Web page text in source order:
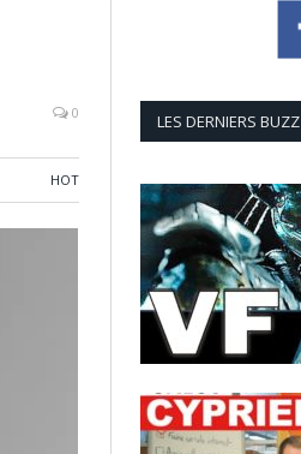
0
HOT
LES DERNIERS BUZZ